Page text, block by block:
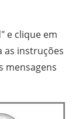
e clique em
as instruções
mensagens